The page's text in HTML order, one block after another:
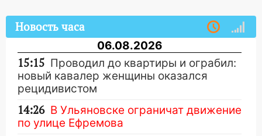
Новость часа
06.08.2026
15:15 Проводил до квартиры и ограбил:
новый кавалер женщины оказался
рецидивистом
14:26 В Ульяновске ограничат движение
по улице Ефремова